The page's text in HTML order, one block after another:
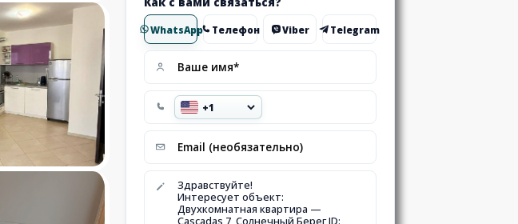
WhatsApp Телефон Viber Telegram